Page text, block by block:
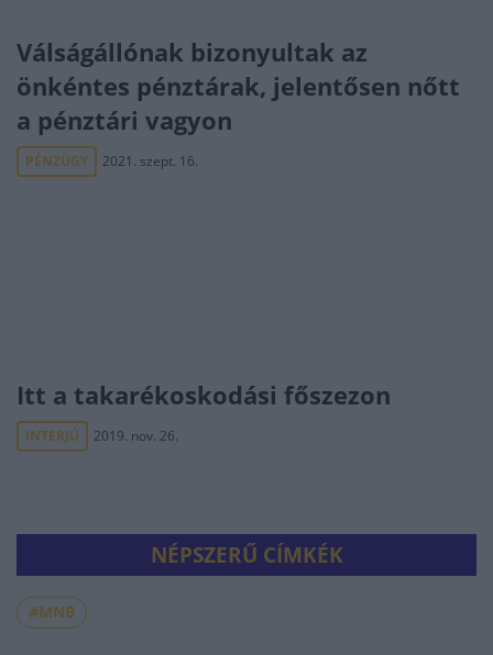
Válságállónak bizonyultak az
önkéntes pénztárak, jelentősen nőtt
a pénztári vagyon
PÉNZÜGY 2021. szept. 16.
Itt a takarékoskodási főszezon
INTERJÚ 2019. nov. 26.
NÉPSZERŰ CÍMKÉK
#MNB